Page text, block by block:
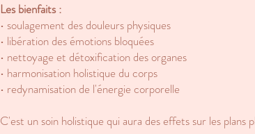
Les bienfaits :
• soulagement des douleurs physiques
• libération des émotions bloquées
• nettoyage et détoxification des organes
• harmonisation holistique du corps
• redynamisation de l'énergie corporelle
C'est un soin holistique qui aura des effets sur les plans